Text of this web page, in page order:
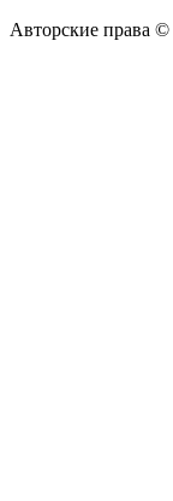
Авторские права